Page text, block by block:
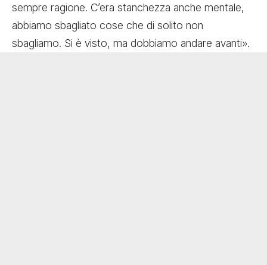
sempre ragione. C’era stanchezza anche mentale,
abbiamo sbagliato cose che di solito non
sbagliamo. Si è visto, ma dobbiamo andare avanti».